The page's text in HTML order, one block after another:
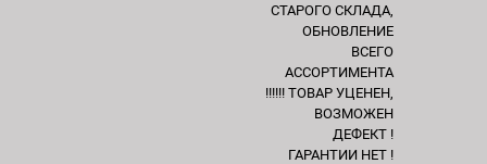
СТАРОГО СКЛАДА,
ОБНОВЛЕНИЕ
ВСЕГО
АССОРТИМЕНТА
!!!!!! ТОВАР УЦЕНЕН,
ВОЗМОЖЕН
ДЕФЕКТ !
ГАРАНТИИ НЕТ !